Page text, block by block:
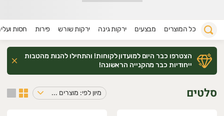
כל המוצרים מבצעים ירקות גינה ירקות שורש פירות חסות
הצטרפו כבר היום למועדון לקוחות! והתחילו להנות מהטבות
ייחודיות כבר מהקנייה הראשונה!
סלטים מיון לפי: מוצרים במבצע